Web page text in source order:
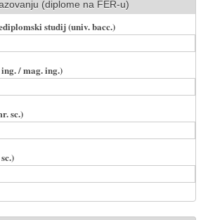
(diplome na FER-u)
studij (univ. bacc.)
/ mag. ing.)
sc.)